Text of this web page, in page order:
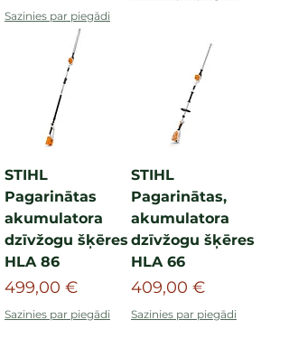
Sazinies par piegādi
STIHL
Pagarinātas
akumulatora
dzīvžogu šķēres
HLA 86
Cena
499,00 €
Sazinies par piegādi
STIHL
Pagarinātas,
akumulatora
dzīvžogu šķēres
HLA 66
Cena
409,00 €
Sazinies par piegādi